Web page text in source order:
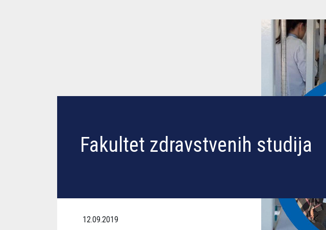
Fakultet zdravstvenih studija
12.09.2019